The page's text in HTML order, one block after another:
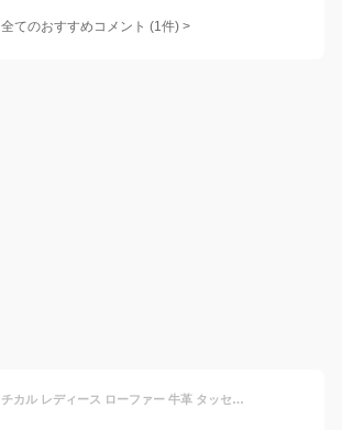
全てのおすすめコメント (1件) >
[CHICULL] チカル レディース ローファー 牛革 タッセルローファー マニッシュ ビジネスシューズ パンプス ローヒール ラウンドトゥ ローファーシューズ カジュアル 通勤 仕事 オフィス レザー 本革 婦人靴 ブラウン 24.0 cm